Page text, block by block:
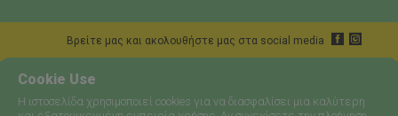
Cookie Use
Η ιστοσελίδα χρησιμοποιεί cookies για να διασφαλίσει μια καλύτερη
Bρείτε μας και ακολουθήστε μας στα social media